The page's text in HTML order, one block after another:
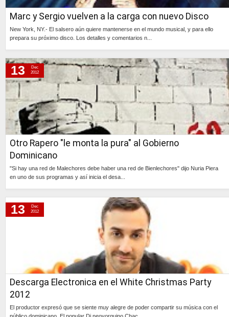
Marc y Sergio vuelven a la carga con nuevo Disco
New York, NY.- El salsero aún quiere mantenerse en el mundo musical, y para ello
prepara su próximo disco. Los detalles y comentarios n...
Otro Rapero "le monta la pura" al Gobierno
Dominicano
"Si hay una red de Malechores debe haber una red de Bienlechores" dijo Nuria Piera
en uno de sus programas y así inicia el desa...
13
Dec
2012
Descarga Electronica en el White Christmas Party
2012
El productor expresó que se siente muy alegre de poder compartir su música con el
13
Dec
2012